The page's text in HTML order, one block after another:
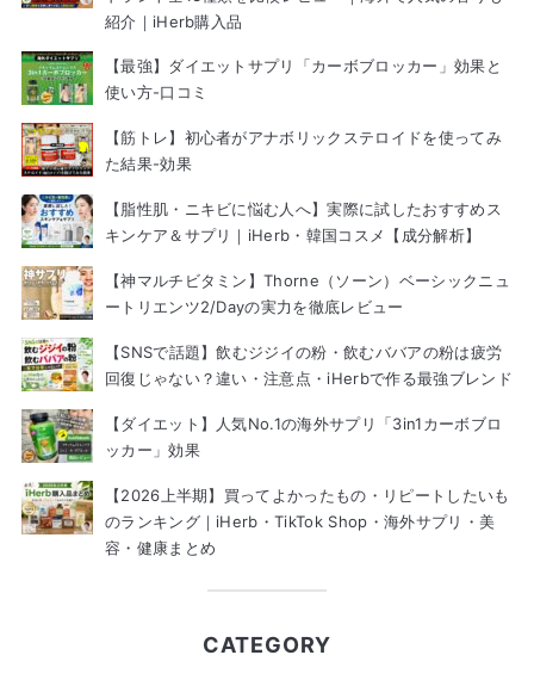
紹介｜iHerb購入品
【最強】ダイエットサプリ「カーボブロッカー」効果と
使い方-口コミ
【筋トレ】初心者がアナボリックステロイドを使ってみ
た結果-効果
【脂性肌・ニキビに悩む人へ】実際に試したおすすめス
キンケア＆サプリ｜iHerb・韓国コスメ【成分解析】
【神マルチビタミン】Thorne（ソーン）ベーシックニュ
ートリエンツ2/Dayの実力を徹底レビュー
【SNSで話題】飲むジジイの粉・飲むババアの粉は疲労
回復じゃない？違い・注意点・iHerbで作る最強ブレンド
【ダイエット】人気No.1の海外サプリ「3in1カーボブロ
ッカー」効果
【2026上半期】買ってよかったもの・リピートしたいも
のランキング｜iHerb・TikTok Shop・海外サプリ・美
容・健康まとめ
CATEGORY